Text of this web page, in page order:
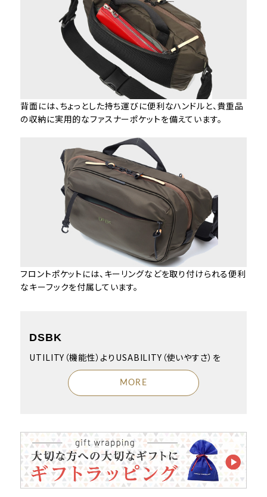
背面には、ちょっとした持ち運びに便利なハンドルと、貴重品
の収納に実用的なファスナーポケットを備えています。
フロントポケットには、キーリングなどを取り付けられる便利
なキーフックを付属しています。
DSBK
UTILITY（機能性）よりUSABILITY（使いやすさ）を
MORE